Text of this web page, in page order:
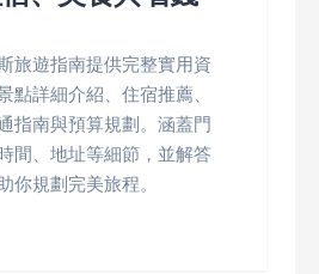
旅遊指南提供完整實用資
點詳細介紹、住宿推薦、
指南與預算規劃。涵蓋門
間、地址等細節，並解答
你規劃完美旅程。